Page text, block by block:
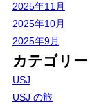
2025年11月
2025年10月
2025年9月
カテゴリー
USJ
USJ の旅